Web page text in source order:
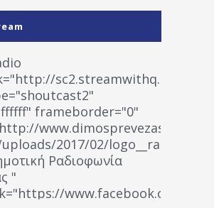
frameborder="0"
www.dimosprevezas.gr/wp-
2017/02/
Ραδιοφωνία
"
www.facebook.com/